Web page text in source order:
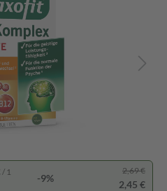
1
-9%
2,69 €
2,45 €